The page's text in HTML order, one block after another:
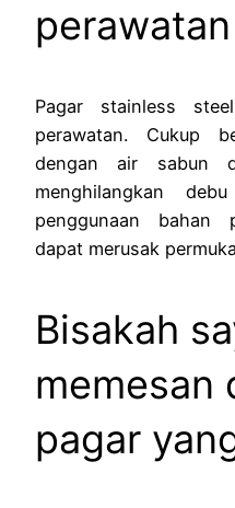
Pagar stainless
perawatan. Cukup
dengan air sabun
menghilangkan
penggunaan bahan
dapat merusak
Bisakah
memesan
pagar